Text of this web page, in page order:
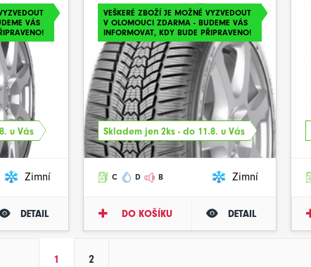
VÁS
u Vás
Zimní
DETAIL
VEŠKERÉ ZBOŽÍ JE MOŽNÉ VYZVEDOUT
V OLOMOUCI ZDARMA - BUDEME VÁS
INFORMOVAT, KDY BUDE PŘIPRAVENO!
Skladem jen 2ks - do 11.8. u Vás
C D B Zimní
DO KOŠÍKU DETAIL
1 2